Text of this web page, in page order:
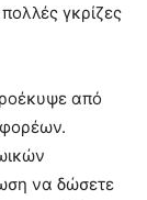
γκρίζες
από
φορέων.
να δώσετε